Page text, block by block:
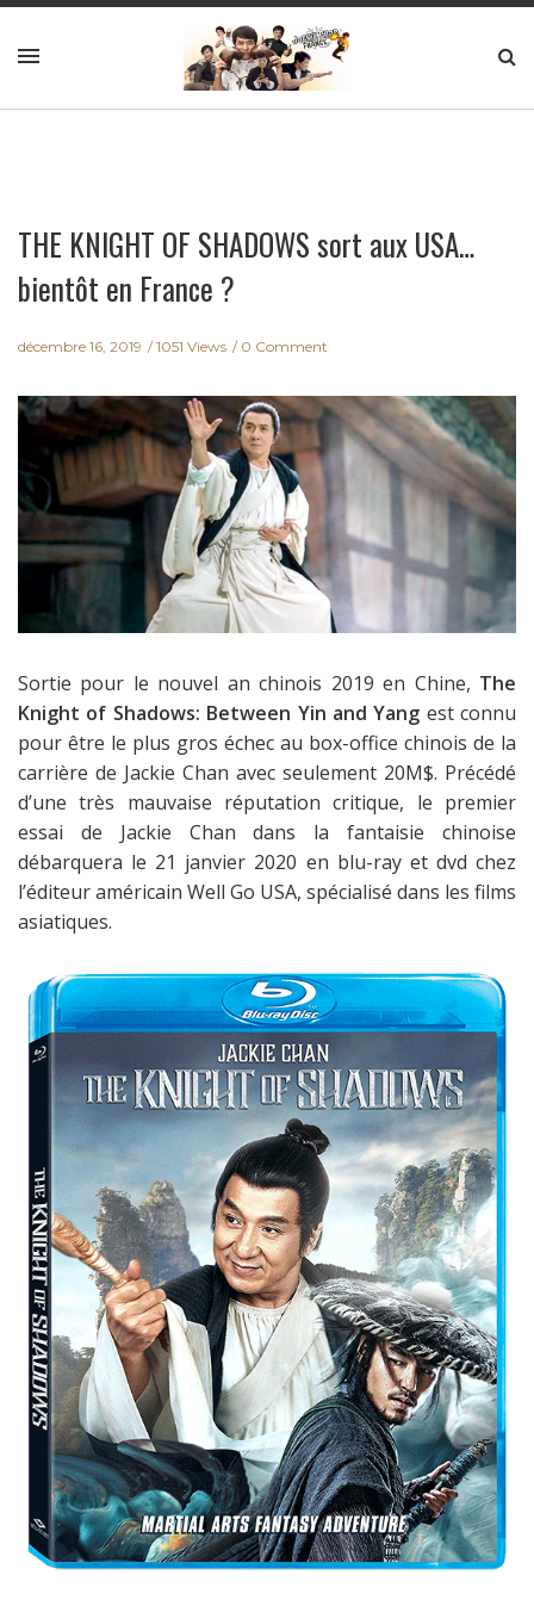
THE KNIGHT OF SHADOWS sort aux USA…
bientôt en France ?
décembre 16, 2019 1051 Views 0 Comment
Sortie pour le nouvel an chinois 2019 en Chine, The
Knight of Shadows: Between Yin and Yang est connu
pour être le plus gros échec au box-office chinois de la
carrière de Jackie Chan avec seulement 20M$. Précédé
d’une très mauvaise réputation critique, le premier
essai de Jackie Chan dans la fantaisie chinoise
débarquera le 21 janvier 2020 en blu-ray et dvd chez
l’éditeur américain Well Go USA, spécialisé dans les films
asiatiques.